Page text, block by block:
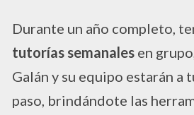
Durante un año completo,
tutorías semanales en
Galán y su equipo estarán a
paso, brindándote las